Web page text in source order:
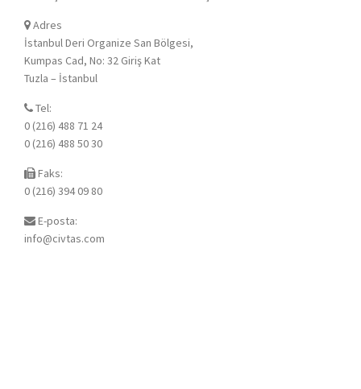
Adres
İstanbul Deri Organize San Bölgesi,
Kumpas Cad, No: 32 Giriş Kat
Tuzla – İstanbul
Tel:
0 (216) 488 71 24
0 (216) 488 50 30
Faks:
0 (216) 394 09 80
E-posta:
info@civtas.com